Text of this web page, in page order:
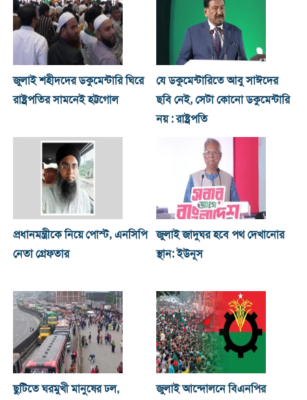
জুলাই শহীদদের ডকুমেন্টারি ঘিরে
রাষ্ট্রপতির সামনেই হট্টগোল
যে ডকুমেন্টারিতে আবু সাঈদের
ছবি নেই, সেটা কোনো ডকুমেন্টারি
নয় : রাষ্ট্রপতি
প্রধানমন্ত্রীকে নিয়ে পোস্ট, এনসিপি
নেতা গ্রেফতার
জুলাই জাদুঘর হবে পথ দেখানোর
স্থান: ইউনূস
ছুটিতে ঘরমুখী মানুষের ঢল,
জুলাই আন্দোলনে বিএনপির